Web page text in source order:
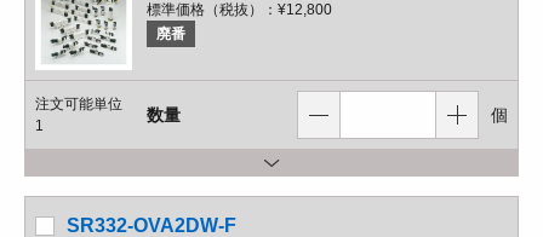
標準価格（税抜）： ¥12,800
廃番
注文可能単位
1
数量 個
SR332-OVA2DW-F